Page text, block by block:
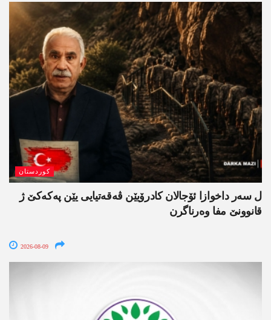
کوردستان
ل سەر داخوازا ئۆجالان کادرۆیێن ڤەقەتیایی یێن پەکەکێ ژ
قانوونێ مفا وەرناگرن
2026-08-09